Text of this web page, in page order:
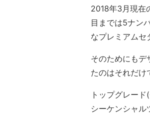
2018年3月現在
目までは5ナン
なプレミアムセ
そのためにもデ
たのはそれだけ
トップグレー
シーケンシャ